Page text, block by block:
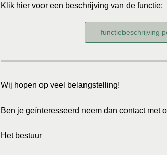
Klik hier voor een beschrijving van de functie:
functiebeschrijving
Wij hopen op veel belangstelling!
Ben je geïnteresseerd neem dan contact met
Het bestuur